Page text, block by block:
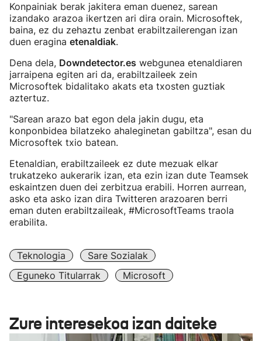
Konpainiak berak jakitera eman duenez, sarean
izandako arazoa ikertzen ari dira orain. Microsoftek,
baina, ez du zehaztu zenbat erabiltzailerengan izan
duen eragina etenaldiak.
Dena dela, Downdetector.es webgunea etenaldiaren
jarraipena egiten ari da, erabiltzaileek zein
Microsoftek bidalitako akats eta txosten guztiak
aztertuz.
"Sarean arazo bat egon dela jakin dugu, eta
konponbidea bilatzeko ahaleginetan gabiltza", esan du
Microsoftek txio batean.
Etenaldian, erabiltzaileek ez dute mezuak elkar
trukatzeko aukerarik izan, eta ezin izan dute Teamsek
eskaintzen duen dei zerbitzua erabili. Horren aurrean,
asko eta asko izan dira Twitteren arazoaren berri
eman duten erabiltzaileak, #MicrosoftTeams traola
erabilita.
Teknologia
Sare Sozialak
Eguneko Titularrak
Microsoft
Zure interesekoa izan daiteke